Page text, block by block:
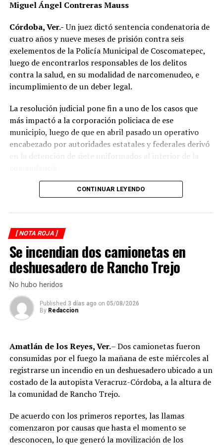
conocimiento del accidente, realizar el peritaje
correspondiente y deslindar responsabilidades.
Las autoridades no descartaron que las condiciones del
clima hayan influido en el percance, ya que durante la
tarde se registraron lluvias que dejaron el pavimento
mojado y con menor adherencia.
parte de las investigaciones para determinar la
mecánica del accidente y establecer si existió
responsabilidad por parte de alguno de los conductores.
Las autoridades exhortaron a los automovilistas y
límites de velocidad y aumentar la distancia de
seguridad entre vehículos, especialmente durante la
La circulación en la zona se vio afectada por algunos
minutos mientras se realizaban las labores de auxilio y el
levantamiento de indicios por parte de las autoridades.
Posteriormente, el tránsito fue restablecido de manera
normal.
Miguel Ángel Contreras Mauss
Córdoba, Ver.-Un juez dictó sentencia condenatoria de
cuatro años y nueve meses de prisión contra seis
exelementos de la Policía Municipal de Coscomatepec,
luego de encontrarlos responsables de los delitos
contra la salud, en su modalidad de narcomenudeo, e
incumplimiento de un deber legal.
La resolución judicial pone fin a uno de los casos que
más impactó a la corporación policiaca de ese
municipio, luego de que en abril pasado un operativo
encabezado por autoridades estatales y federales derivó
en la detención de siete uniformados al interior de la
La intervención se realizó el 10 de abril mediante un
elementos de la Secretaría de Marina (Semar) y de la
Secretaría de Seguridad Pública (SSP), quienes
ejecutaron una revisión en las instalaciones de la
corporación municipal.
Durante la inspección, los efectivos localizaron diversas
dosis de droga presuntamente destinadas al
narcomenudeo, por lo que los policías fueron
asegurados y puestos a disposición de la Fiscalía
Regional para el inicio de las investigaciones
Tras varios meses de proceso penal, el juez consideró
acreditada la responsabilidad de Anselmo “N”, Jesús “N”,
Diego “N”, Lauro Arturo “N”, Dana Natalia “N” y
Bonifacio “N”, imponiéndoles una pena de cuatro años y
nueve meses de prisión.
Los ahora sentenciados formaban parte de la Policía
Municipal de Coscomatepec durante la administración
CONTINUAR LEYENDO
[ NOTA ROJA ]
Se incendian dos camionetas en
deshuesadero de Rancho Trejo
No hubo heridos
Published 3 días ago on 05/08/2026
By Redaccion
Amatlán de los Reyes, Ver.– Dos camionetas fueron
consumidas por el fuego la mañana de este miércoles al
registrarse un incendio en un deshuesadero ubicado a un
costado de la autopista Veracruz-Córdoba, a la altura de
la comunidad de Rancho Trejo.
De acuerdo con los primeros reportes, las llamas
comenzaron por causas que hasta el momento se
desconocen, lo que generó la movilización de los